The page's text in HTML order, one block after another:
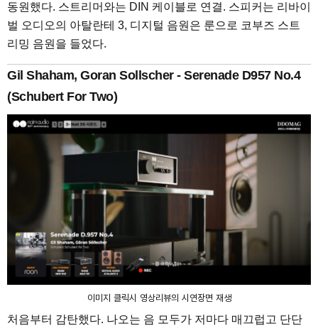
동원했다. 스트리머와는 DIN 케이블로 연결. 스피커는 리바이
벌 오디오의 아탈란테 3, 디지털 음원은 룬으로 코부즈 스트
리밍 음원을 들었다.
Gil Shaham, Goran Sollscher - Serenade D957 No.4
(Schubert For Two)
이미지 클릭시 영상리뷰의 시연장면 재생
처음부터 감탄했다. 나오는 음 모두가 저마다 매끄럽고 단단